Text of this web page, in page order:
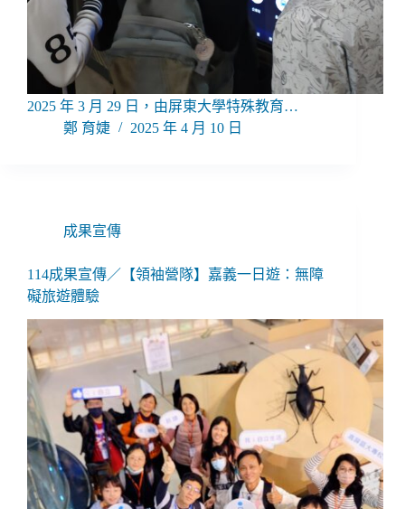
2025 年 3 月 29 日，由屏東大學特殊教育…
鄭 育婕
2025 年 4 月 10 日
成果宣傳
114成果宣傳／【領袖營隊】嘉義一日遊：無障
礙旅遊體驗